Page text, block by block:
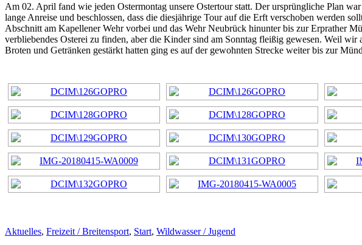
Am 02. April fand wie jeden Ostermontag unsere Ostertour statt. Der ursprüngliche Plan
lange Anreise und beschlossen, dass die diesjährige Tour auf die Erft verschoben werden
Abschnitt am Kapellener Wehr vorbei und das Wehr Neubrück hinunter bis zur Erprather
verbliebendes Osterei zu finden, aber die Kinder sind am Sonntag fleißig gewesen. Weil
Broten und Getränken gestärkt hatten ging es auf der gewohnten Strecke weiter bis zur
Kategorien
Aktuelles, Freizeit / Breitensport, Start, Wildwasser / Jugend